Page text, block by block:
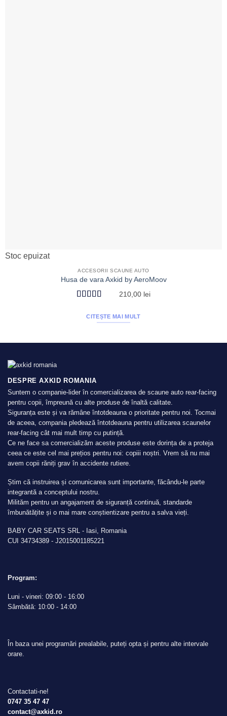
Stoc epuizat
ACCESORII SCAUNE AUTO
Husa de vara Axkid by AeroMoov
din 5
210,00 lei
CITEȘTE MAI MULT
DESPRE AXKID ROMANIA
Suntem o companie-lider în comercializarea de scaune auto rear-facing
pentru copii, împreună cu alte produse de înaltă calitate.
Siguranța este și va rămâne întotdeauna o prioritate pentru noi. Tocmai
de aceea, compania pledează întotdeauna pentru utilizarea scaunelor
rear-facing cât mai mult timp cu putință.
Ce ne face sa comercializăm aceste produse este dorința de a proteja
ceea ce este cel mai prețios pentru noi: copiii noștri. Vrem să nu mai
avem copii răniți grav în accidente rutiere.
Știm că instruirea și comunicarea sunt importante, făcându-le parte
integrantă a conceptului nostru.
Milităm pentru un angajament de siguranță continuă, standarde
îmbunătățite și o mai mare conștientizare pentru a salva vieți.
BABY CAR SEATS SRL - Iasi, Romania
CUI 34734389 - J2015001185221
Program:
Luni - vineri: 09:00 - 16:00
Sâmbătă: 10:00 - 14:00
În baza unei programări prealabile, puteți opta și pentru alte intervale
orare.
Contactati-ne!
0747 35 47 47
contact@axkid.ro